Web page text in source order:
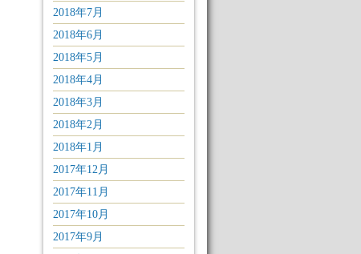
2018年7月
2018年6月
2018年5月
2018年4月
2018年3月
2018年2月
2018年1月
2017年12月
2017年11月
2017年10月
2017年9月